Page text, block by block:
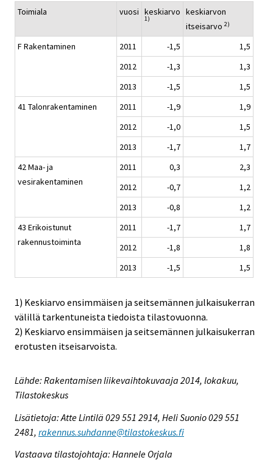
Toimiala vuosi keskiarvo
1)
keskiarvon
itseisarvo 2)
F Rakentaminen 2011 -1,5
1,5
2012
-1,3
1,3
2013
-1,5
1,5
41 Talonrakentaminen
2011 -1,9
1,9
2012
-1,0
1,5
2013
-1,7
1,7
42 Maa- ja
vesirakentaminen
2011 0,3
2,3
2012
-0,7
1,2
2013
-0,8
1,2
43 Erikoistunut
rakennustoiminta
2011 -1,7
1,7
2012
-1,8
1,8
2013
-1,5 1,5
1) Keskiarvo ensimmäisen ja seitsemännen julkaisukerran
välillä tarkentuneista tiedoista tilastovuonna.
2) Keskiarvo ensimmäisen ja seitsemännen julkaisukerran
erotusten itseisarvoista.
Lähde: Rakentamisen liikevaihtokuvaaja 2014, lokakuu,
Tilastokeskus
Lisätietoja: Atte Lintilä 029 551 2914, Heli Suonio 029 551
2481, rakennus.suhdanne@tilastokeskus.fi
Vastaava tilastojohtaja: Hannele Orjala